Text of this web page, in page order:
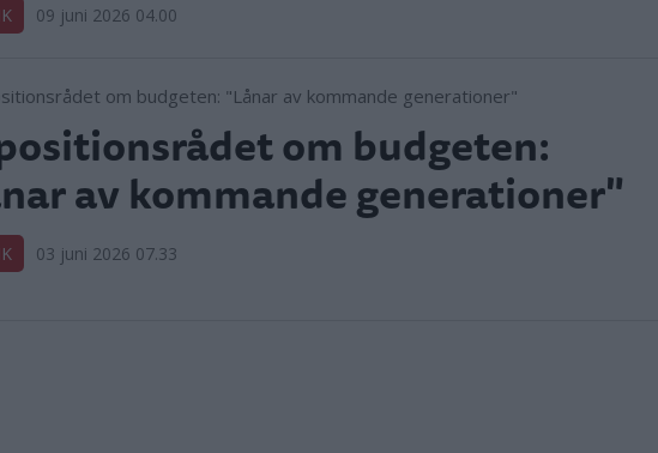
09 juni 2026 04.00
om budgeten:
av kommande generationer"
03 juni 2026 07.33